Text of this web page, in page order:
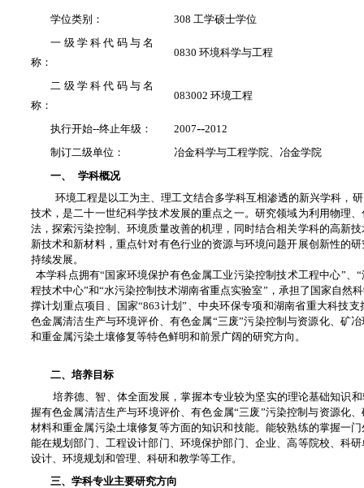
学位类别：
308 工学硕士学位
一级学科代码与名
称：
0830 环境科学与工程
二级学科代码与名
称：
083002 环境工程
执行开始--终止年级： 2007--2012
制订二级单位：
冶金科学与工程学院、冶金学院
一、
学科概况
环境工程是以工为主、理工文结合多学科互相渗透的新兴学科，
技术，是二十一世纪科学技术发展的重点之一。研究领域为利用物理
法，探索污染控制、环境质量改善的机理，同时结合相关学科的高新
新技术和新材料，重点针对有色行业的资源与环境问题开展创新性的
持续发展。
本学科点拥有“国家环境保护有色金属工业污染控制技术工程中心”、
程技术中心”和“水污染控制技术湖南省重点实验室”，承担了国家自然
撑计划重点项目、国家“863计划”、中央环保专项和湖南省重大科技
色金属清洁生产与环境评价、有色金属“三废”污染控制与资源化、矿
和重金属污染土壤修复等特色鲜明和前景广阔的研究方向。
二、培养目标
培养德、智、体全面发展，掌握本专业较为坚实的理论基础知识
握有色金属清洁生产与环境评价、有色金属“三废”污染控制与资源化
材料和重金属污染土壤修复等方面的知识和技能。能较熟练的掌握一
能在规划部门、工程设计部门、环境保护部门、企业、高等院校、科
设计、环境规划和管理、科研和教学等工作。
三、学科专业主要研究方向